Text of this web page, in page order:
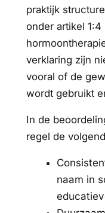
praktijk
onder artikel
verklaring zijn
vooral of de
wordt gebruikt
In de
regel de
naam in